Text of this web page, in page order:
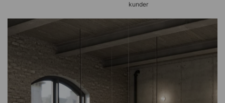
kunder